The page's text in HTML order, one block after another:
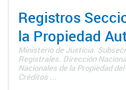
Registros
la Propiedad
Ministerio de Justicia.
Registrales. Dirección
Nacionales de la Propiedad
Créditos ...